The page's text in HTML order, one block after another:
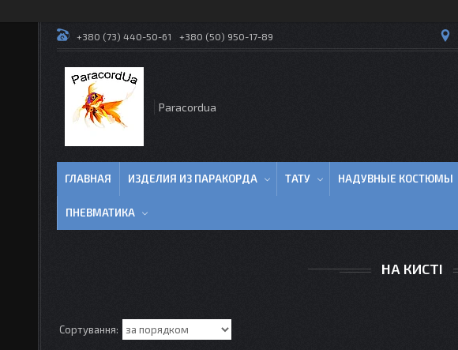
+380 (73) 440-50-61 +380 (50) 950-17-89
Paracordua
ГЛАВНАЯ ИЗДЕЛИЯ ИЗ ПАРАКОРДА ТАТУ НАДУВНЫЕ КОСТЮМЫ
ПНЕВМАТИКА
НА КИСТІ